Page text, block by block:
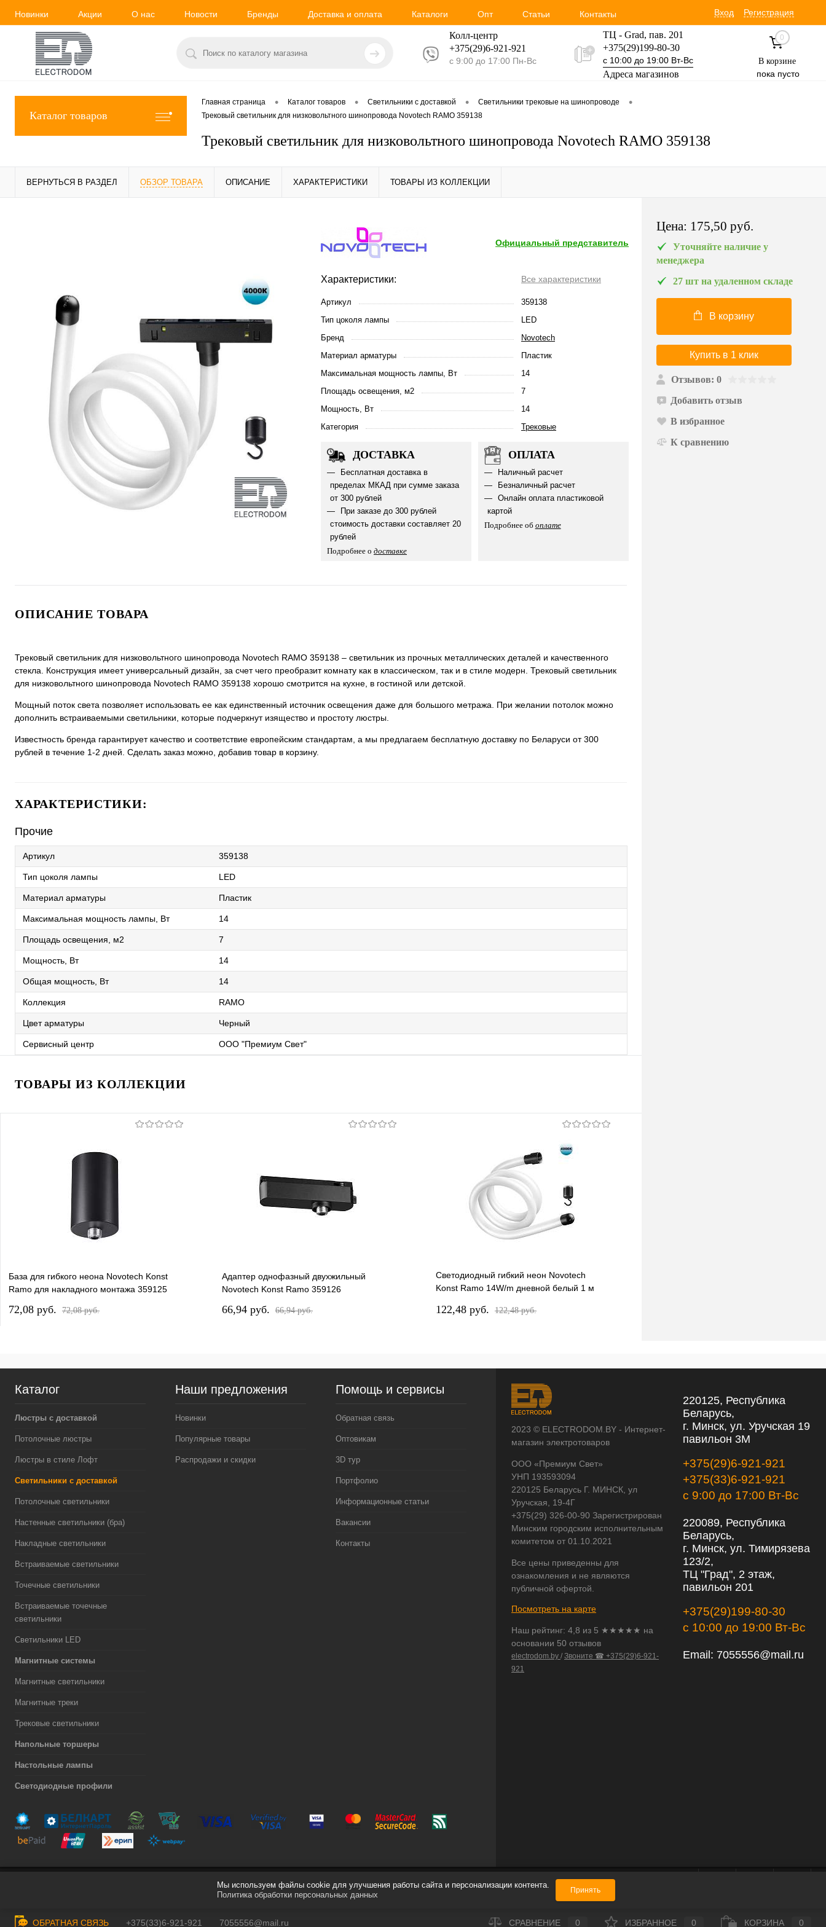
Новинки Акции О нас Новости Бренды Доставка и оплата Каталоги Опт Статьи Контакты Вход Регистрация
Колл-центр
+375(29)6-921-921
с 9:00 до 17:00 Пн-Вс
ТЦ - Grad, пав. 201
+375(29)199-80-30
с 10:00 до 19:00 Вт-Вс
Адреса магазинов
+375(29)354-30-60
0
В корзине
пока пусто
Каталог товаров
Главная страница • Каталог товаров • Светильники с доставкой • Светильники трековые на шинопроводе •
Трековый светильник для низковольтного шинопровода Novotech RAMO 359138
Трековый светильник для низковольтного шинопровода Novotech RAMO 359138
ВЕРНУТЬСЯ В РАЗДЕЛ ОБЗОР ТОВАРА ОПИСАНИЕ ХАРАКТЕРИСТИКИ ТОВАРЫ ИЗ КОЛЛЕКЦИИ
Официальный представитель
Характеристики: Все характеристики
Артикул
359138
Тип цоколя лампы
LED
Бренд
Novotech
Материал арматуры
Пластик
Максимальная мощность лампы, Вт
14
Площадь освещения, м2
7
Мощность, Вт
14
Категория
Трековые
ДОСТАВКА
Бесплатная доставка в
пределах МКАД при сумме заказа
от 300 рублей
При заказе до 300 рублей
стоимость доставки составляет 20
рублей
Подробнее о доставке
ОПЛАТА
Наличный расчет
Безналичный расчет
Онлайн оплата пластиковой
картой
Подробнее об оплате
ОПИСАНИЕ ТОВАРА
Трековый светильник для низковольтного шинопровода Novotech RAMO 359138 – светильник из прочных металлических деталей и качественного
стекла. Конструкция имеет универсальный дизайн, за счет чего преобразит комнату как в классическом, так и в стиле модерн. Трековый светильник
для низковольтного шинопровода Novotech RAMO 359138 хорошо смотрится на кухне, в гостиной или детской.
Мощный поток света позволяет использовать ее как единственный источник освещения даже для большого метража. При желании потолок можно
дополнить встраиваемыми светильники, которые подчеркнут изящество и простоту люстры.
Известность бренда гарантирует качество и соответствие европейским стандартам, а мы предлагаем бесплатную доставку по Беларуси от 300
рублей в течение 1-2 дней. Сделать заказ можно, добавив товар в корзину.
ХАРАКТЕРИСТИКИ:
Прочие
Артикул 359138
Тип цоколя лампы LED
Материал арматуры Пластик
Максимальная мощность лампы, Вт 14
Площадь освещения, м2 7
Мощность, Вт 14
Общая мощность, Вт 14
Коллекция RAMO
Цвет арматуры Черный
Сервисный центр ООО "Премиум Свет"
ТОВАРЫ ИЗ КОЛЛЕКЦИИ
База для гибкого неона Novotech Konst
Ramo для накладного монтажа 359125
72,08 pуб. 72,08 pуб.
Адаптер однофазный двухжильный
Novotech Konst Ramo 359126
66,94 pуб. 66,94 pуб.
Светодиодный гибкий неон Novotech
Konst Ramo 14W/m дневной белый 1 м
122,48 pуб. 122,48 pуб.
Цена: 175,50 pуб.
Уточняйте наличие у
менеджера
27 шт на удаленном складе
В корзину
Купить в 1 клик
Отзывов: 0
Добавить отзыв
В избранное
К сравнению
Каталог
Люстры с доставкой
Потолочные люстры
Люстры в стиле Лофт
Светильники с доставкой
Потолочные светильники
Настенные светильники (бра)
Накладные светильники
Встраиваемые светильники
Точечные светильники
Встраиваемые точечные
светильники
Светильники LED
Магнитные системы
Магнитные светильники
Магнитные треки
Трековые светильники
Напольные торшеры
Настольные лампы
Светодиодные профили
Наши предложения
Новинки
Популярные товары
Распродажи и скидки
Помощь и сервисы
Обратная связь
Оптовикам
3D тур
Портфолио
Информационные статьи
Вакансии
Контакты
2023 © ELECTRODOM.BY - Интернет-
магазин электротоваров
ООО «Премиум Свет»
УНП 193593094
220125 Беларусь Г. МИНСК, ул
Уручская, 19-4Г
+375(29) 326-00-90 Зарегистрирован
Минским городским исполнительным
комитетом от 01.10.2021
Все цены приведенны для
ознакомления и не являются
публичной офертой.
Посмотреть на карте
Наш рейтинг: 4,8 из 5 ★★★★★ на
основании 50 отзывов
electrodom.by / Звоните ☎ +375(29)6-921-
921
220125, Республика
Беларусь,
г. Минск, ул. Уручская 19
павильон 3М
+375(29)6-921-921
+375(33)6-921-921
с 9:00 до 17:00 Вт-Вс
220089, Республика
Беларусь,
г. Минск, ул. Тимирязева
123/2,
ТЦ "Град", 2 этаж,
павильон 201
+375(29)199-80-30
с 10:00 до 19:00 Вт-Вс
Email: 7055556@mail.ru
ОБРАТНАЯ СВЯЗЬ +375(33)6-921-921 7055556@mail.ru СРАВНЕНИЕ 0 ИЗБРАННОЕ 0 КОРЗИНА 0
Мы используем файлы cookie для улучшения работы сайта и персонализации контента.
Политика обработки персональных данных
Принять